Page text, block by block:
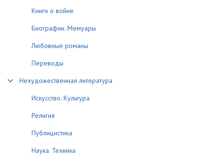
Книги о войне
Биографии. Мемуары
Любовные романы
Переводы
Нехудожественная литература
Искусство. Культура
Религия
Публицистика
Наука. Техника